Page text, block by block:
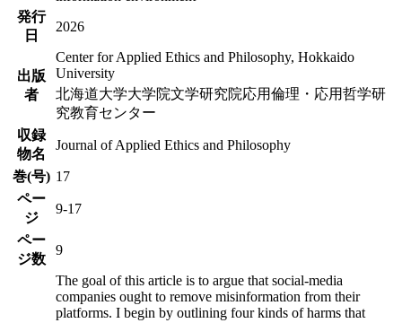
発行
日
2026
出版
者
Center for Applied Ethics and Philosophy, Hokkaido
University
北海道大学大学院文学研究院応用倫理・応用哲学研
究教育センター
収録
物名
Journal of Applied Ethics and Philosophy
巻(号) 17
ペー
ジ
9-17
ペー
ジ数
9
The goal of this article is to argue that social-media
companies ought to remove misinformation from their
platforms. I begin by outlining four kinds of harms that